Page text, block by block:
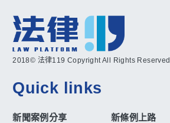
2018© 法律119 Copyright All Rights Reserved
Quick links
新聞案例分享
新條例上路